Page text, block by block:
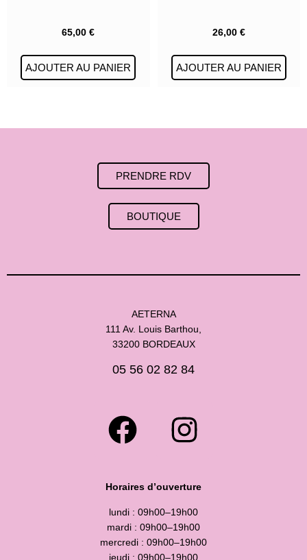
65,00€
AJOUTER AU PANIER
26,00 €
AJOUTER AU PANIER
PRENDRE RDV
BOUTIQUE
AETERNA
111 Av. Louis Barthou,
33200 BORDEAUX
05 56 02 82 84
Horaires d’ouverture
lundi : 09h00–19h00
mardi : 09h00–19h00
mercredi : 09h00–19h00
jeudi : 09h00–19h00